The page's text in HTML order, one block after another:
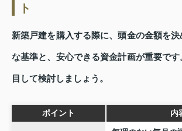
ト
新築戸建を購入する際に、頭金の金額を
な基準と、安心できる資金計画が重要で
目して検討しましょう。
ポイント 内